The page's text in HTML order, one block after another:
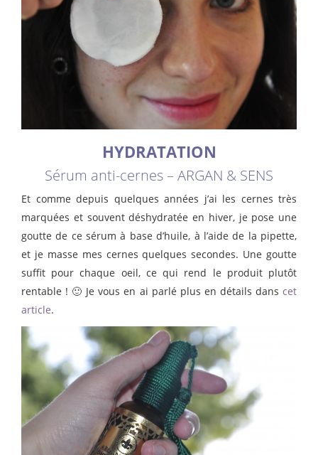
HYDRATATION
Sérum anti-cernes – ARGAN & SENS
Et comme depuis quelques années j’ai les cernes très
marquées et souvent déshydratée en hiver, je pose une
goutte de ce sérum à base d’huile, à l’aide de la pipette,
et je masse mes cernes quelques secondes. Une goutte
suffit pour chaque oeil, ce qui rend le produit plutôt
rentable ! 🙂 Je vous en ai parlé plus en détails dans cet
article.